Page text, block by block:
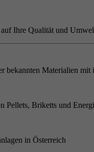
Ihre Qualität und
bekannten Materialien
Pellets, Briketts und
in Österreich